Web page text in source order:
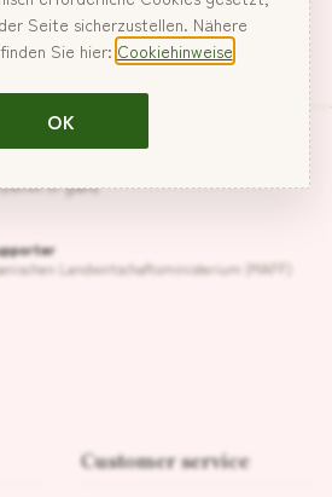
in ganz
Landwirtschaftsministerium (MAFF)
Customer service
Seite sicherzustellen. Nähere
Sie hier: Cookiehinweise
OK